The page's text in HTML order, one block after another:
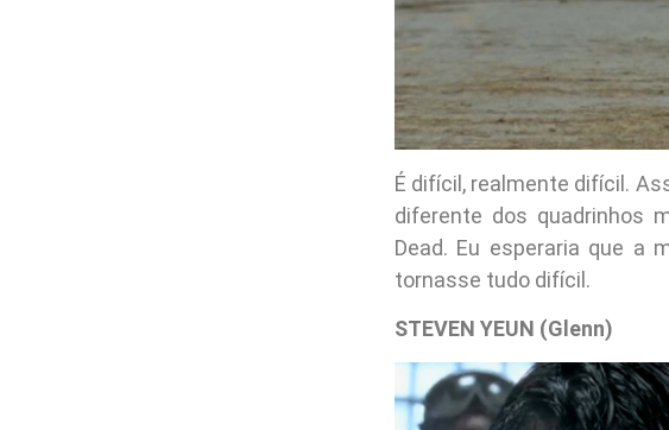
É difícil, realmente difícil.
diferente dos quadrinhos
Dead. Eu esperaria que a
tornasse tudo difícil.
STEVEN YEUN (Glenn)